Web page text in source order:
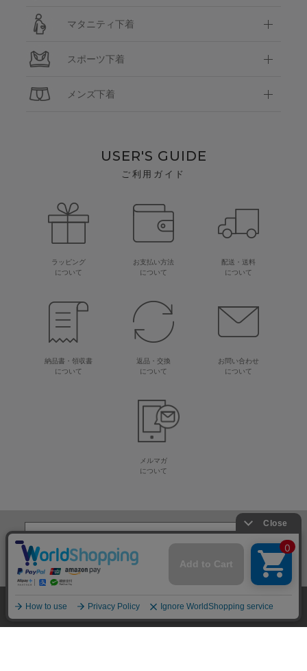
マタニティ下着
スポーツ下着
メンズ下着
USER'S GUIDE
ご利用ガイド
ラッピング
について
お支払い方法
について
配送・送料
について
納品書・領収書
について
返品・交換
について
お問い合わせ
について
メルマガ
について
生地・毛糸・手芸材料の専門店
株式会社オカダヤ 会社概要 採用情報